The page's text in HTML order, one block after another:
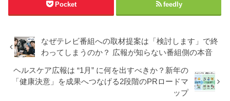
Pocket feedly
なぜテレビ番組への取材提案は「検討します」で終
わってしまうのか？ 広報が知らない番組側の本音
ヘルスケア広報は “1月” に何を出すべきか？新年の
「健康決意」を成果へつなげる2段階のPRロードマ
ップ